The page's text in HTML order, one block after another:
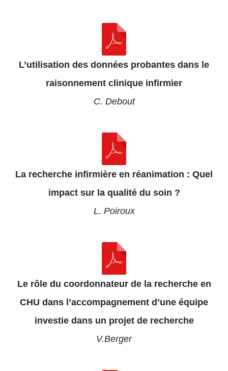
L’utilisation des données probantes dans le
raisonnement clinique infirmier
C. Debout
La recherche infirmière en réanimation : Quel
impact sur la qualité du soin ?
L. Poiroux
Le rôle du coordonnateur de la recherche en
CHU dans l’accompagnement d’une équipe
investie dans un projet de recherche
V.Berger